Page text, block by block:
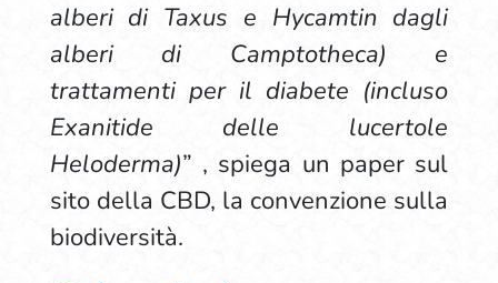
alberi di Taxus e Hycamtin dagli
alberi di Camptotheca) e
trattamenti per il diabete (incluso
Exanitide delle lucertole
Heloderma)” , spiega un paper sul
sito della CBD, la convenzione sulla
biodiversità.